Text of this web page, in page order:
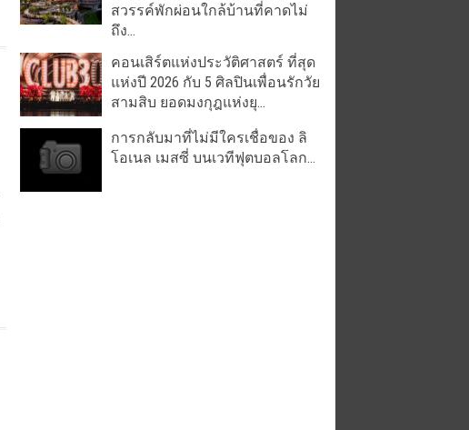
สวรรค์พักผ่อนใกล้บ้านที่คาดไม่
ถึง...
คอนเสิร์ตแห่งประวัติศาสตร์ ที่สุด
แห่งปี 2026 กับ 5 ศิลปินเพื่อนรักวัย
สามสิบ ยอดมงกุฎแห่งยุ...
การกลับมาที่ไม่มีใครเชื่อของ ลิ
โอเนล เมสซี่ บนเวทีฟุตบอลโลก...